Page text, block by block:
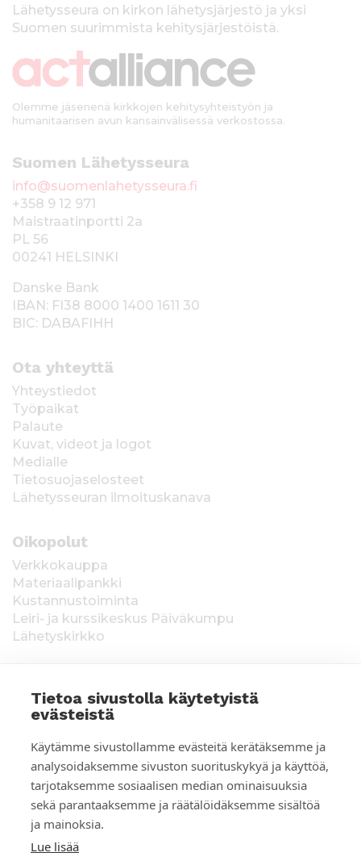
Tietoa sivustolla käytetyistä
evästeistä
Käytämme sivustollamme evästeitä kerätäksemme ja
analysoidaksemme sivuston suorituskykyä ja käyttöä,
tarjotaksemme sosiaalisen median ominaisuuksia
sekä parantaaksemme ja räätälöidäksemme sisältöä
ja mainoksia.
Lue lisää
kLähetysseura on kirkon lähetysjärjestö ja yksi
Suomen suurimmista kehitysjärjestöistä.
Olemme jäsenenä kirkkojen kehitysyhteistyön ja
humanitaarisen avun kansainvälisessä verkostossa.
Suomen Lähetysseura
info@suomenlahetysseura.fi
+358 9 12 971
Maistraatinportti 2a
PL 56
00241 HELSINKI
Danske Bank
IBAN: FI38 8000 1400 1611 30
BIC: DABAFIHH
Ota yhteyttä
Yhteystiedot
Työpaikat
Palaute
Kuvat, videot ja logot
Medialle
Tietosuojaselosteet
Lähetysseuran ilmoituskanava
Oikopolut
Verkkokauppa
Materiaalipankki
Kustannustoiminta
Leiri- ja kurssikeskus Päiväkumpu
Lähetyskirkko
voimassa toistaiseksi 1.1.2021 alkaen, myönnetty
1.12.2020, Poliisihallitus. Ahvenanmaa ÅLR
2025/5437, voimassa 1.1.–31.12.2026, myönnetty
28.8.2025 Ahvenanmaan maakuntahallitus. Kerätyt
varat käytetään Suomen Lähetysseuran
Suomen Lähetysseuran yhteystietorekisteriin. Lue